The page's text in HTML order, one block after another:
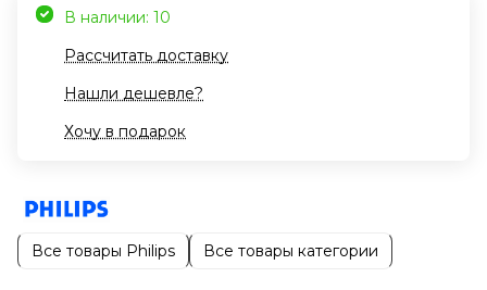
В наличии: 10
Рассчитать доставку
Нашли дешевле?
Хочу в подарок
Все товары Philips Все товары категории